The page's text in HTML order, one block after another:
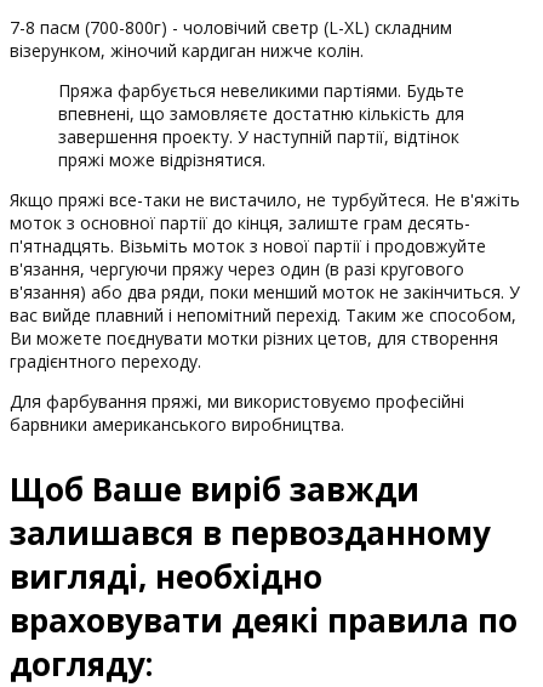
7-8 пасм (700-800г) - чоловічий светр (L-XL) складним
візерунком, жіночий кардиган нижче колін.
Пряжа фарбується невеликими партіями. Будьте
впевнені, що замовляєте достатню кількість для
завершення проекту. У наступній партії, відтінок
пряжі може відрізнятися.
Якщо пряжі все-таки не вистачило, не турбуйтеся. Не в'яжіть
моток з основної партії до кінця, залиште грам десять-
п'ятнадцять. Візьміть моток з нової партії і продовжуйте
в'язання, чергуючи пряжу через один (в разі кругового
в'язання) або два ряди, поки менший моток не закінчиться. У
вас вийде плавний і непомітний перехід. Таким же способом,
Ви можете поєднувати мотки різних цетов, для створення
градієнтного переходу.
Для фарбування пряжі, ми використовуємо професійні
барвники американського виробництва.
Щоб Ваше виріб завжди
залишався в первозданному
вигляді, необхідно
враховувати деякі правила по
догляду: